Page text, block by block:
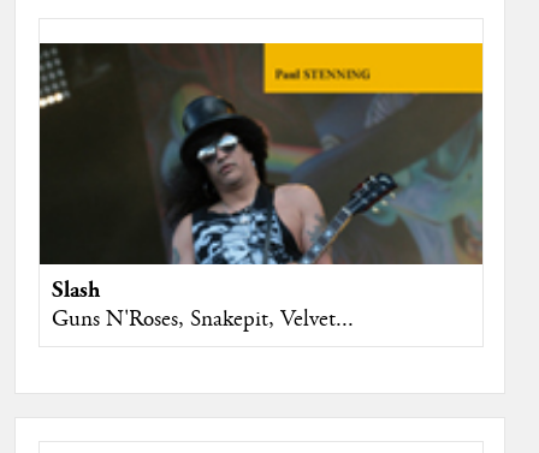
Slash
Guns N'Roses, Snakepit, Velvet...